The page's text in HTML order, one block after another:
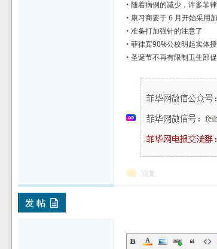
•随着病例的减少，许多菲
• 康习商要于 6 月开始采用
•准备打加强针的注意了
•菲律宾90%公校明起实体
•圣诞节不再有限制卫生部
回复